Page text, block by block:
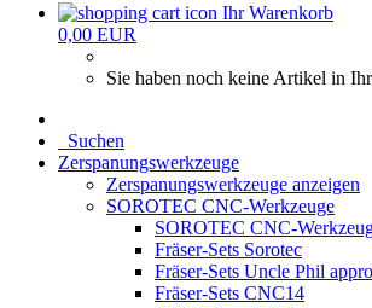
Ihr Warenkorb
0,00 EUR
Sie haben noch keine Artikel in
Suchen
Zerspanungswerkzeuge
Zerspanungswerkzeuge anzeigen
SOROTEC CNC-Werkzeuge
SOROTEC CNC-
Fräser-Sets Sorotec
Fräser-Sets Uncle Phil
Fräser-Sets CNC14